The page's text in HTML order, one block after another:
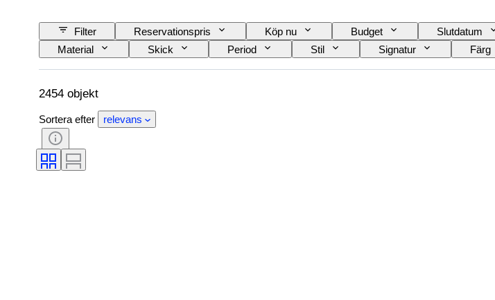
Filter Reservationspris Köp nu Budget Slutdatum
Material
Skick Period Stil Signatur Färg
Konstnär
Original / kopia Säljs av Era Skapare
2454 objekt
Sortera efter relevans